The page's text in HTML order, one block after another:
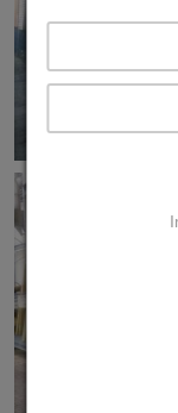
Sicherheit